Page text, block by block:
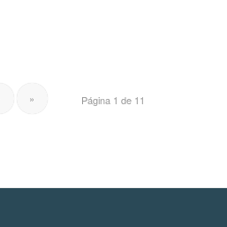
Página 1 de 11
»